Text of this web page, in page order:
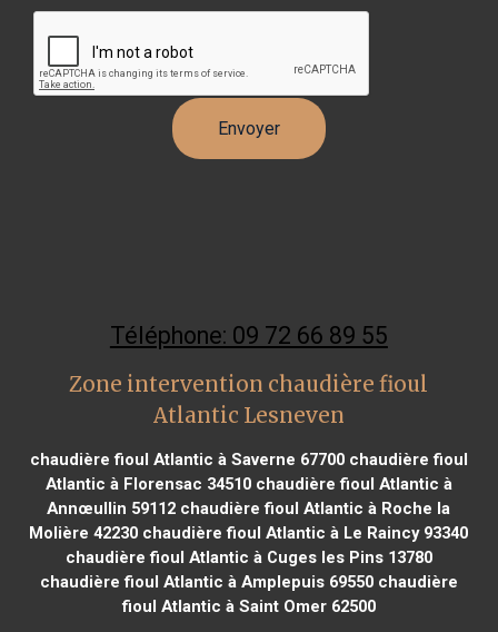
Téléphone: 09 72 66 89 55
Zone intervention chaudière fioul
Atlantic Lesneven
chaudière fioul Atlantic à Saverne 67700chaudière fioul
Atlantic à Florensac 34510chaudière fioul Atlantic à
Annœullin 59112 chaudière fioul Atlantic à Roche la
Molière 42230 chaudière fioul Atlantic à Le Raincy 93340
chaudière fioul Atlantic à Cuges les Pins 13780
chaudière fioul Atlantic à Amplepuis 69550chaudière
fioul Atlantic à Saint Omer 62500